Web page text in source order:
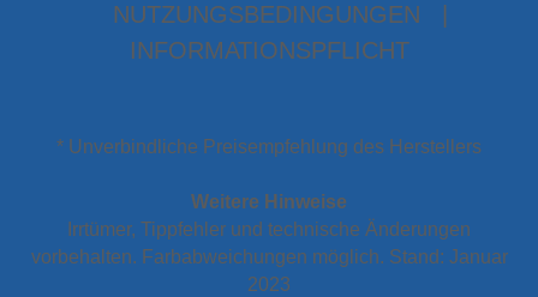
NUTZUNGSBEDINGUNGEN
INFORMATIONSPFLICHT
* Unverbindliche Preisempfehlung des Herstellers
Weitere Hinweise
Irrtümer, Tippfehler und technische Änderungen
vorbehalten. Farbabweichungen möglich. Stand: Januar
2023